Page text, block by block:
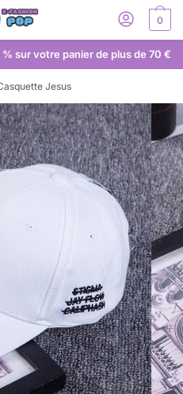
0
% sur votre panier de plus de 70 €
Jesus